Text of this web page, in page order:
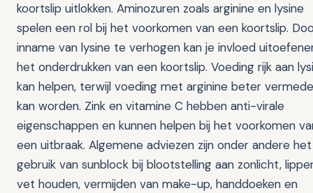
koortslip uitlokken. Aminozuren zoals arginine en lysine
spelen een rol bij het voorkomen van een koortslip.
inname van lysine te verhogen kan je invloed
het onderdrukken van een koortslip. Voeding rijk aan
kan helpen, terwijl voeding met arginine beter
kan worden. Zink en vitamine C hebben anti-virale
eigenschappen en kunnen helpen bij het voorkomen
een uitbraak. Algemene adviezen zijn onder andere het
gebruik van sunblock bij blootstelling aan zonlicht,
vet houden, vermijden van make-up, handdoeken en